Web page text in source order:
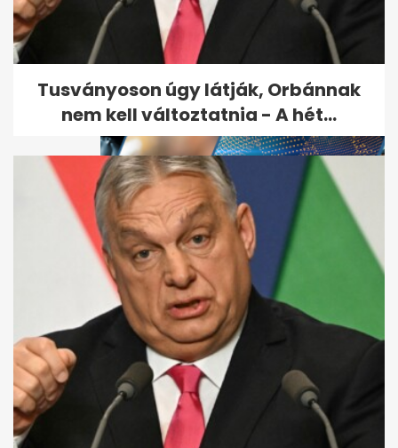
Kiderült, ki ölte meg Till
Tamást, de a gyilkos
szabadon...
Kiderült, hogyan végzett
gyilkosa a Budapesten eltűnt
amerikai...
Tusványoson úgy látják, Orbánnak
nem kell változtatnia - A hét...